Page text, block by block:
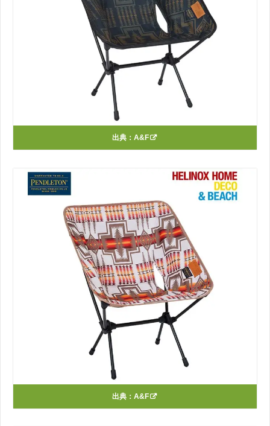
出典： A&F
出典： A&F